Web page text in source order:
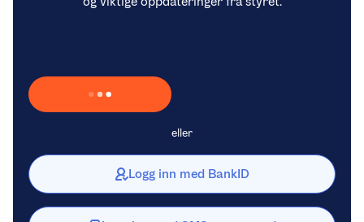
Laster inn Vipps …
eller
Logg inn med BankID